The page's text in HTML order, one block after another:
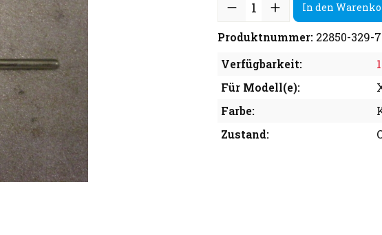
In den
Produktnummer: 22850-329-
Verfügbarkeit:
Für Modell(e):
Farbe:
Zustand: